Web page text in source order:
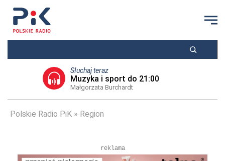
Słuchaj teraz
Muzyka i sport do 21:00
Małgorzata Burchardt
Polskie Radio PiK Region
reklama